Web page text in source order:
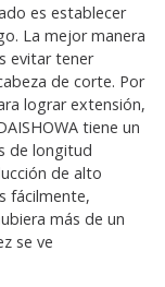
es establecer
La mejor manera
evitar tener
de corte. Por
lograr extensión,
tiene un
de longitud
de alto
fácilmente,
más de un
se ve